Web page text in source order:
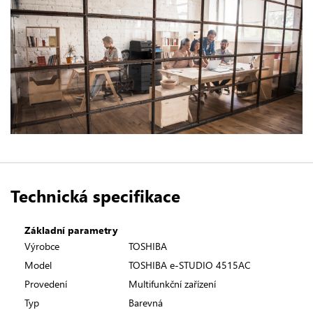
Technická specifikace
Základní parametry
Výrobce
TOSHIBA
Model
TOSHIBA e-STUDIO 4515AC
Provedení
Multifunkční zařízení
Typ
Barevná